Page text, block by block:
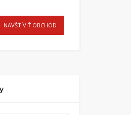
NAVŠTÍVIŤ OBCHOD